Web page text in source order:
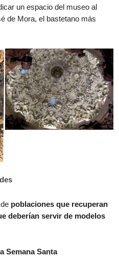
un espacio del museo al
de Mora, el bastetano más
poblaciones que recuperan
deberían servir de modelos
Semana Santa